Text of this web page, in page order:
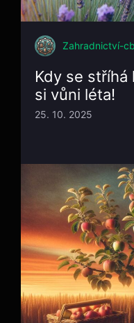
Zahradnictví-
Kdy se
si vůni léta!
25. 10. 2025